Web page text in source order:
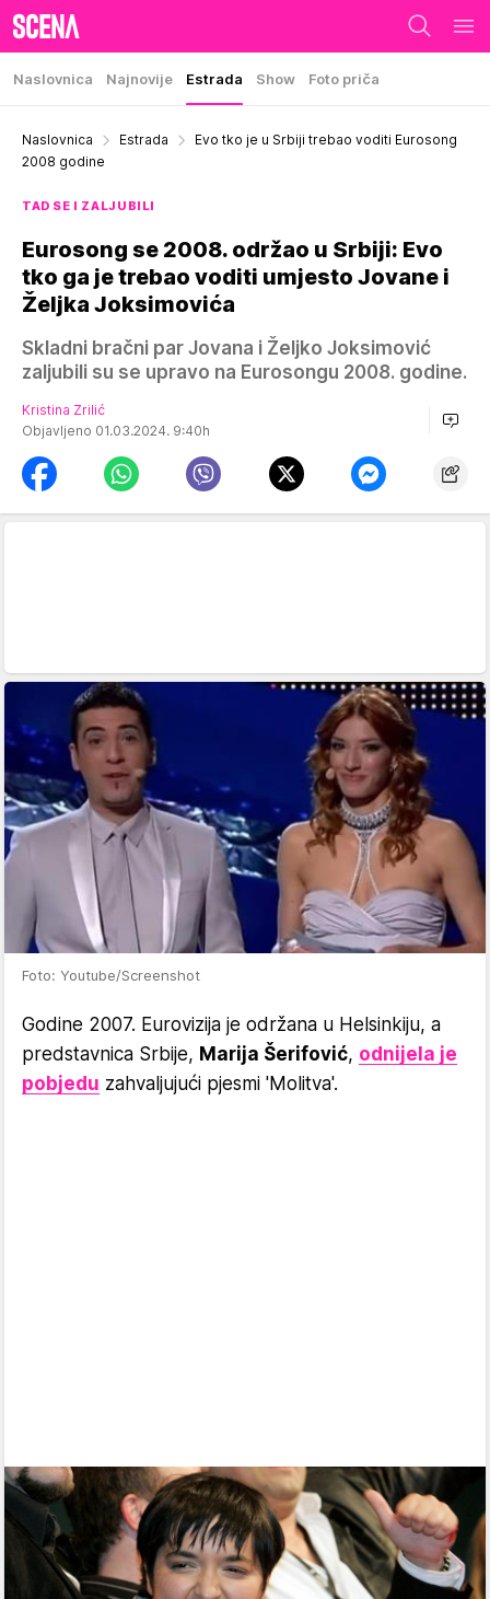
Naslovnica Najnovije Estrada Show Foto priča
Naslovnica Estrada
Evo tko je u Srbiji trebao voditi Eurosong
2008 godine
TAD SE I ZALJUBILI
Eurosong se 2008. održao u Srbiji: Evo
tko ga je trebao voditi umjesto Jovane i
Željka Joksimovića
Skladni bračni par Jovana i Željko Joksimović
zaljubili su se upravo na Eurosongu 2008. godine.
Kristina Zrilić
Objavljeno 01.03.2024. 9:40h
Foto: Youtube/Screenshot
Godine 2007. Eurovizija je održana u Helsinkiju, a
predstavnica Srbije, Marija Šerifović, odnijela je
pobjedu zahvaljujući pjesmi 'Molitva'.